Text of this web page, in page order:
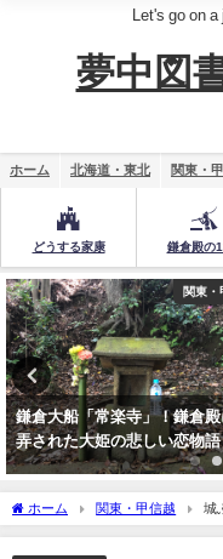
Let's go on
夢中図
ホーム 北海道・東北 関東・
どうする家康 鎌倉殿の
関東・
城ぶら「怒田城」！海の武士
三浦一族の武運を拓いた海の
ホーム 関東・甲信越
城
父子、3年に及ぶ執念の籠城戦